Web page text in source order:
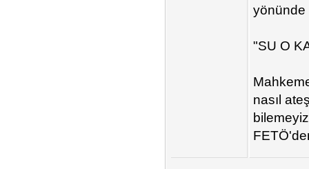
yönünde
"SU O
nasıl